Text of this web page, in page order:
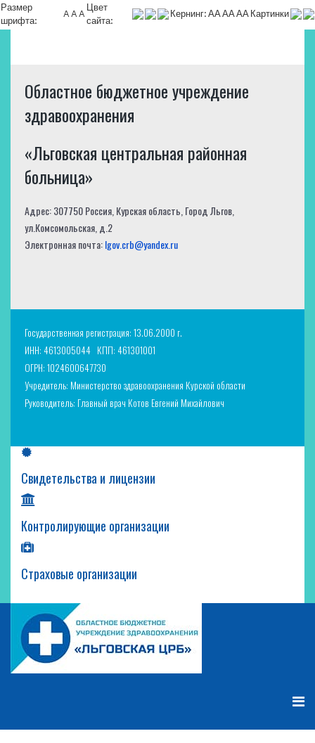
Размер
шрифта:
A A A
Цвет
сайта:
Кернинг: АААААА Картинки
Областное бюджетное учреждение
здравоохранения
«Льговская центральная районная
больница»
Адрес: 307750 Россия, Курская область, Город Льгов,
ул.Комсомольская, д.2
Электронная почта:lgov.crb@yandex.ru
Государственная регистрация: 13.06.2000 г.
ИНН: 4613005044 КПП: 461301001
ОГРН: 1024600647730
Учредитель: Министерство здравоохранения Курской области
Руководитель: Главный врач Котов Евгений Михайлович
Свидетельства и лицензии
Контролирующие организации
Страховые организации